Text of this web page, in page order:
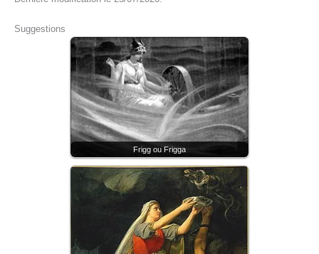
Suggestions
Frigg ou Frigga